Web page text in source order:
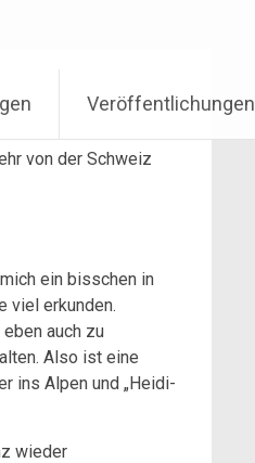
Veröffentlichungen
von der Schweiz
ein bisschen in
viel erkunden.
auch zu
Also ist eine
ins Alpen und „Heidi-
wieder